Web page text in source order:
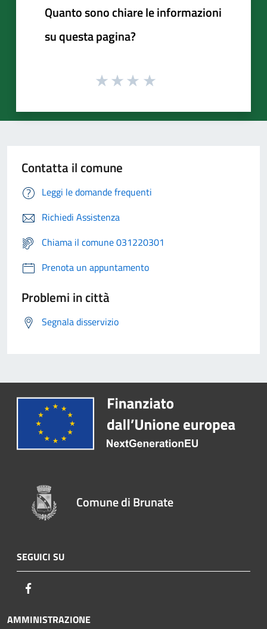
Quanto sono chiare le informazioni
su questa pagina?
Contatta il comune
Leggi le domande frequenti
Richiedi Assistenza
Chiama il comune 031220301
Prenota un appuntamento
Problemi in città
Segnala disservizio
Comune di Brunate
SEGUICI SU
AMMINISTRAZIONE